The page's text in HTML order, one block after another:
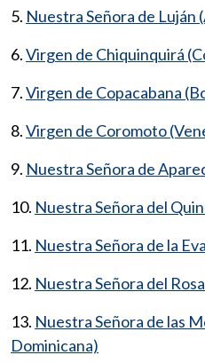
5. Nuestra Señora de Luján
6.Virgen de Chiquinquirá
7.Virgen de Copacabana
8.Virgen de Coromoto
9. Nuestra Señora de
10. Nuestra Señora del
11. Nuestra Señora de la
12. Nuestra Señora del
13. Nuestra Señora de las
Dominicana)